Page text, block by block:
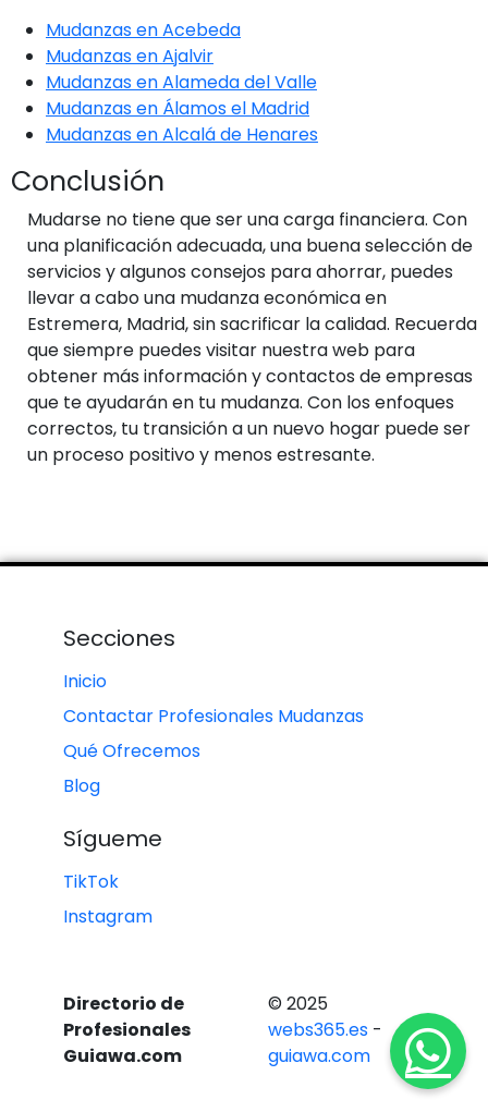
Mudanzas en Acebeda
Mudanzas en Ajalvir
Mudanzas en Alameda del Valle
Mudanzas en Álamos el Madrid
Mudanzas en Alcalá de Henares
Conclusión
Mudarse no tiene que ser una carga financiera. Con
una planificación adecuada, una buena selección de
servicios y algunos consejos para ahorrar, puedes
llevar a cabo una mudanza económica en
Estremera, Madrid, sin sacrificar la calidad. Recuerda
que siempre puedes visitar nuestra web para
obtener más información y contactos de empresas
que te ayudarán en tu mudanza. Con los enfoques
correctos, tu transición a un nuevo hogar puede ser
un proceso positivo y menos estresante.
Secciones
Inicio
Contactar Profesionales Mudanzas
Qué Ofrecemos
Blog
Sígueme
TikTok
Instagram
Directorio de
Profesionales
Guiawa.com
© 2025
webs365.es -
guiawa.com